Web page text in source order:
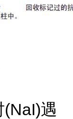
(NaI)遇